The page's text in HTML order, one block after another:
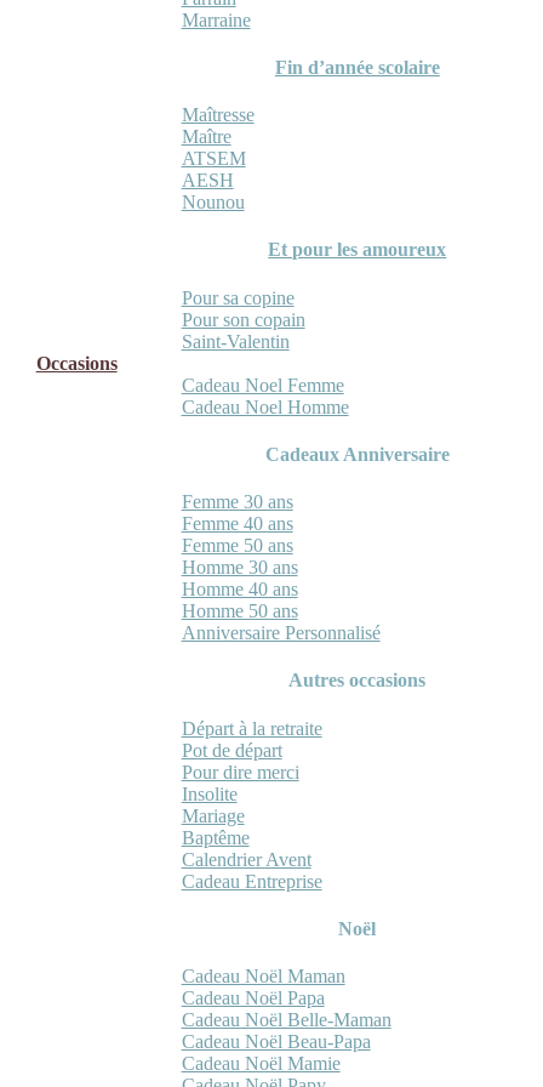
Marraine
Fin d’année scolaire
Maîtresse
Maître
ATSEM
AESH
Nounou
Et pour les amoureux
Pour sa copine
Pour son copain
Saint-Valentin
Occasions
Cadeau Noel Femme
Cadeau Noel Homme
Cadeaux Anniversaire
Femme 30 ans
Femme 40 ans
Femme 50 ans
Homme 30 ans
Homme 40 ans
Homme 50 ans
Anniversaire Personnalisé
Autres occasions
Départ à la retraite
Pot de départ
Pour dire merci
Insolite
Mariage
Baptême
Calendrier Avent
Cadeau Entreprise
Noël
Cadeau Noël Maman
Cadeau Noël Papa
Cadeau Noël Belle-Maman
Cadeau Noël Beau-Papa
Cadeau Noël Mamie